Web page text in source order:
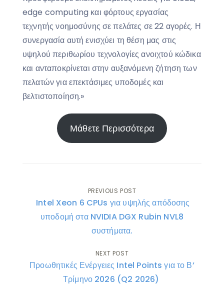
edge computing και φόρτους εργασίας
τεχνητής νοημοσύνης σε πελάτες σε 22 αγορές. Η
συνεργασία αυτή ενισχύει τη θέση μας στις
υψηλού περιθωρίου τεχνολογίες ανοιχτού κώδικα
και ανταποκρίνεται στην αυξανόμενη ζήτηση των
πελατών για επεκτάσιμες υποδομές και
βελτιστοποίηση.»
Μάθετε Περισσότερα
Post
navigation
PREVIOUS POST
Intel Xeon 6 CPUs για υψηλής απόδοσης
υποδομή στα NVIDIA DGX Rubin NVL8
συστήματα.
NEXT POST
Προωθητικές Ενέργειες Intel Points για το Β’
Τρίμηνο 2026 (Q2 2026)